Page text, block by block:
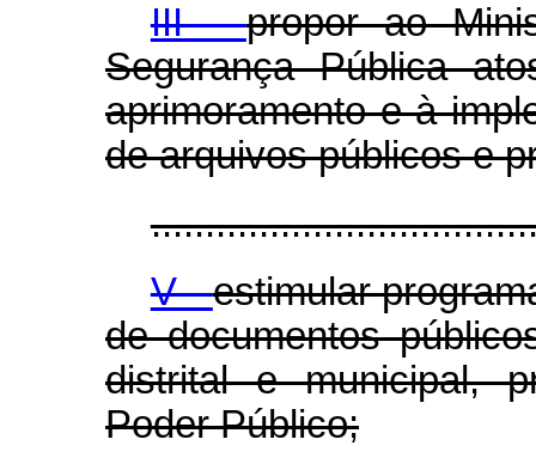
III -propor ao
Segurança Pública
aprimoramento e à
de arquivos públicos e
V -estimular
de documentos
distrital e municipal,
Poder Público;